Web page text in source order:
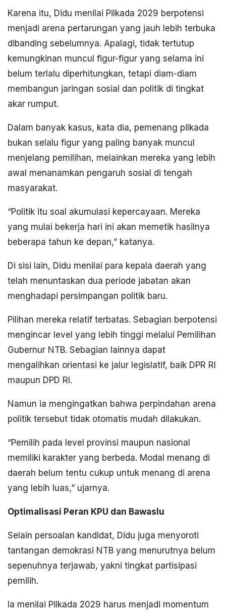
Karena itu, Didu menilai Pilkada 2029 berpotensi
menjadi arena pertarungan yang jauh lebih terbuka
dibanding sebelumnya. Apalagi, tidak tertutup
kemungkinan muncul figur-figur yang selama ini
belum terlalu diperhitungkan, tetapi diam-diam
membangun jaringan sosial dan politik di tingkat
akar rumput.
Dalam banyak kasus, kata dia, pemenang pilkada
bukan selalu figur yang paling banyak muncul
menjelang pemilihan, melainkan mereka yang lebih
awal menanamkan pengaruh sosial di tengah
masyarakat.
“Politik itu soal akumulasi kepercayaan. Mereka
yang mulai bekerja hari ini akan memetik hasilnya
beberapa tahun ke depan,” katanya.
Di sisi lain, Didu menilai para kepala daerah yang
telah menuntaskan dua periode jabatan akan
menghadapi persimpangan politik baru.
Pilihan mereka relatif terbatas. Sebagian berpotensi
mengincar level yang lebih tinggi melalui Pemilihan
Gubernur NTB. Sebagian lainnya dapat
mengalihkan orientasi ke jalur legislatif, baik DPR RI
maupun DPD RI.
Namun ia mengingatkan bahwa perpindahan arena
politik tersebut tidak otomatis mudah dilakukan.
“Pemilih pada level provinsi maupun nasional
memiliki karakter yang berbeda. Modal menang di
daerah belum tentu cukup untuk menang di arena
yang lebih luas,” ujarnya.
Optimalisasi Peran KPU dan Bawaslu
Selain persoalan kandidat, Didu juga menyoroti
tantangan demokrasi NTB yang menurutnya belum
sepenuhnya terjawab, yakni tingkat partisipasi
pemilih.
Ia menilai Pilkada 2029 harus menjadi momentum